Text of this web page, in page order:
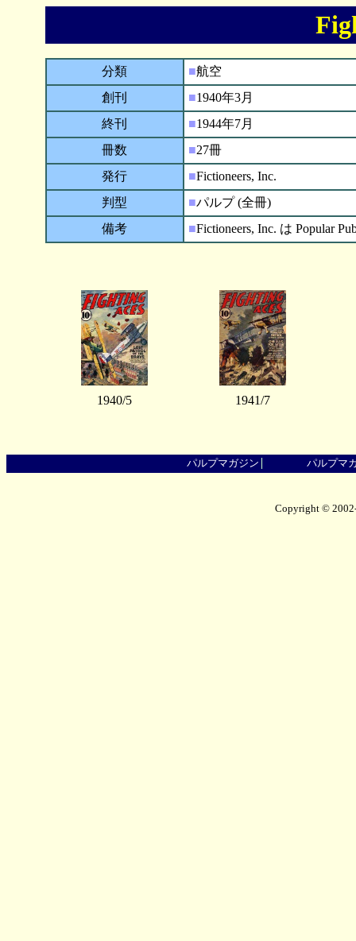
分類 ■航空
創刊
■1940年3月
終刊
■1944年7月
冊数
■27冊
発行
■Fictioneers, Inc.
判型
■パルプ (全冊)
備考
■Fictioneers, Inc. は Popular
1940/5 1941/7
パルプマガジン パルプマ
Copyright ©